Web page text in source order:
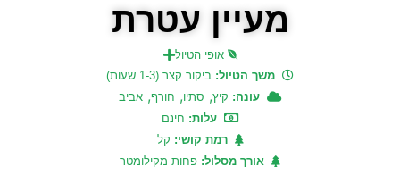
מעיין עטרת
אופי הטיול
משך הטיול: ביקור קצר (1-3 שעות)
עונה: קיץ, סתיו, חורף, אביב
עלות: חינם
רמת קושי: קל
אורך מסלול: פחות מקילומטר